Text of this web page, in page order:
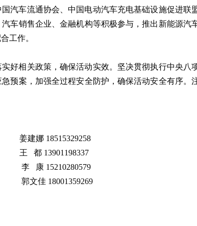
国汽车流通协会、中国电动汽车充电基础设施促进
车销售企业、金融机构等积极参与，推出新能源
工作。
好相关政策，确保活动实效。坚决贯彻执行中央
预案，加强全过程安全防护，确保活动安全有序
姜建娜 18515329258
王 都 13901198337
李 康 15210280579
郭文佳 18001359269